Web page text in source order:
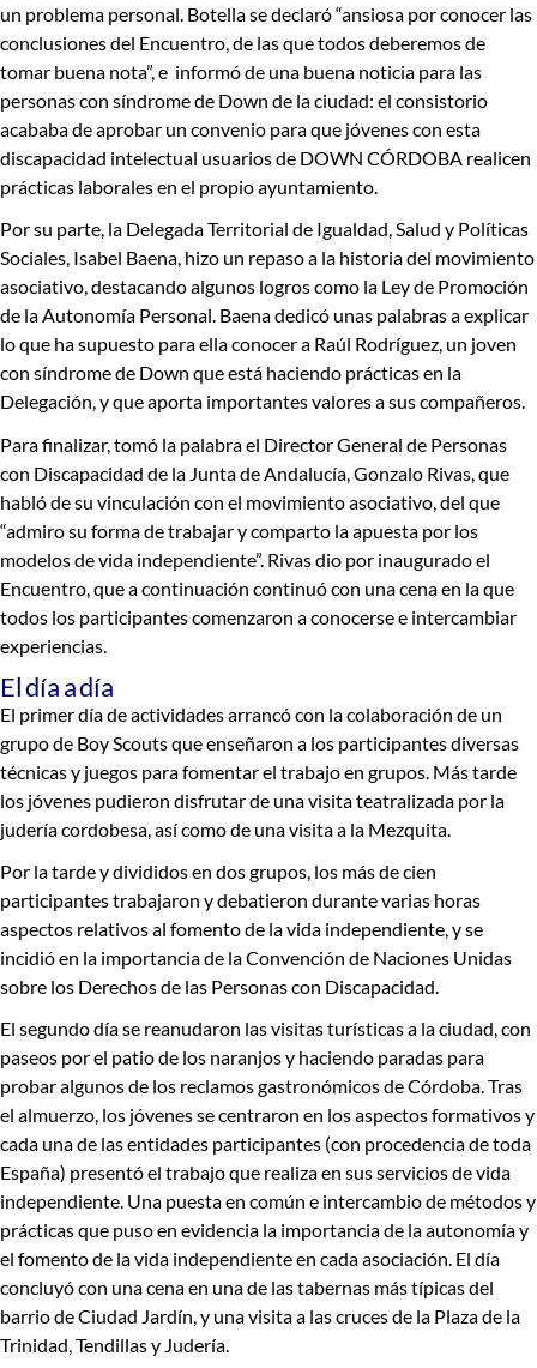
un problema personal. Botella se declaró “ansiosa por conocer las
conclusiones del Encuentro, de las que todos deberemos de
tomar buena nota”, e informó de una buena noticia para las
personas con síndrome de Down de la ciudad: el consistorio
acababa de aprobar un convenio para que jóvenes con esta
discapacidad intelectual usuarios de DOWN CÓRDOBA realicen
prácticas laborales en el propio ayuntamiento.
Por su parte, la Delegada Territorial de Igualdad, Salud y Políticas
Sociales, Isabel Baena, hizo un repaso a la historia del movimiento
asociativo, destacando algunos logros como la Ley de Promoción
de la Autonomía Personal. Baena dedicó unas palabras a explicar
lo que ha supuesto para ella conocer a Raúl Rodríguez, un joven
con síndrome de Down que está haciendo prácticas en la
Delegación, y que aporta importantes valores a sus compañeros.
Para finalizar, tomó la palabra el Director General de Personas
con Discapacidad de la Junta de Andalucía, Gonzalo Rivas , que
habló de su vinculación con el movimiento asociativo, del que
“admiro su forma de trabajar y comparto la apuesta por los
modelos de vida independiente”. Rivas dio por inaugurado el
Encuentro, que a continuación continuó con una cena en la que
todos los participantes comenzaron a conocerse e intercambiar
experiencias.
El día a día
El primer día de actividades arrancó con la colaboración de un
grupo de Boy Scouts que enseñaron a los participantesdiversas
técnicas y juegos para fomentar el trabajo en grupos. Más tarde
los jóvenes pudieron disfrutar de una visita teatralizada por la
judería cordobesa, así como de una visita a la Mezquita.
Por la tarde y divididos en dos grupos, los más de cien
participantestrabajaron y debatieron durante varias horas
aspectos relativos al fomento de la vida independiente, y se
incidió en la importancia de la Convención de Naciones Unidas
sobre los Derechos de las Personas con Discapacidad.
El segundo día se reanudaron lasvisitas turísticas a la ciudad, con
paseos por el patio de los naranjos y haciendo paradas para
probar algunos de los reclamos gastronómicos de Córdoba. Tras
el almuerzo, los jóvenes se centraron en losaspectos formativosy
cada una de las entidades participantes (con procedencia de toda
España) presentó el trabajo que realiza en sus servicios de vida
independiente. Una puesta en común e intercambio de métodos y
prácticas que puso en evidencia la importancia de la autonomía y
el fomento de la vida independiente en cada asociación. El día
concluyó con una cena en una de las tabernas más típicas del
barrio de Ciudad Jardín, y una visita a las cruces de la Plaza de la
Trinidad, Tendillas y Judería.